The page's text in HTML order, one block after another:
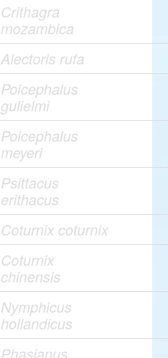
Crithagra
mozambica
Alectoris rufa
Poicephalus
gulielmi
Poicephalus
meyeri
Psittacus
erithacus
Coturnix coturnix
Coturnix
chinensis
Nymphicus
hollandicus
Phasianus